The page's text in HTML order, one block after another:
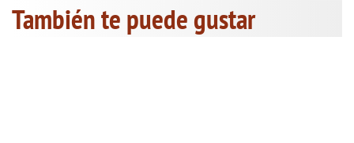
También te puede gustar